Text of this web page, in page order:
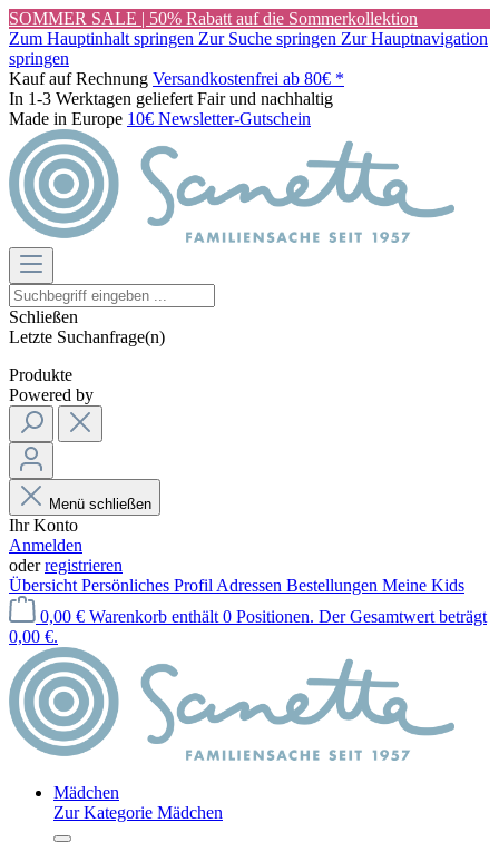
SOMMER SALE | 50% Rabatt auf die Sommerkollektion
Zum Hauptinhalt springen Zur Suche springen Zur Hauptnavigation
springen
Kauf auf Rechnung Versandkostenfrei ab 80€ *
In 1-3 Werktagen geliefert Fair und nachhaltig
Made in Europe 10€ Newsletter-Gutschein
Schließen
Letzte Suchanfrage(n)
Produkte
Powered by
Menü schließen
Ihr Konto
Anmelden
oderregistrieren
Übersicht Persönliches Profil Adressen Bestellungen Meine Kids
0,00 € Warenkorb enthält 0 Positionen. Der Gesamtwert beträgt
0,00 €.
Mädchen
Zur Kategorie Mädchen